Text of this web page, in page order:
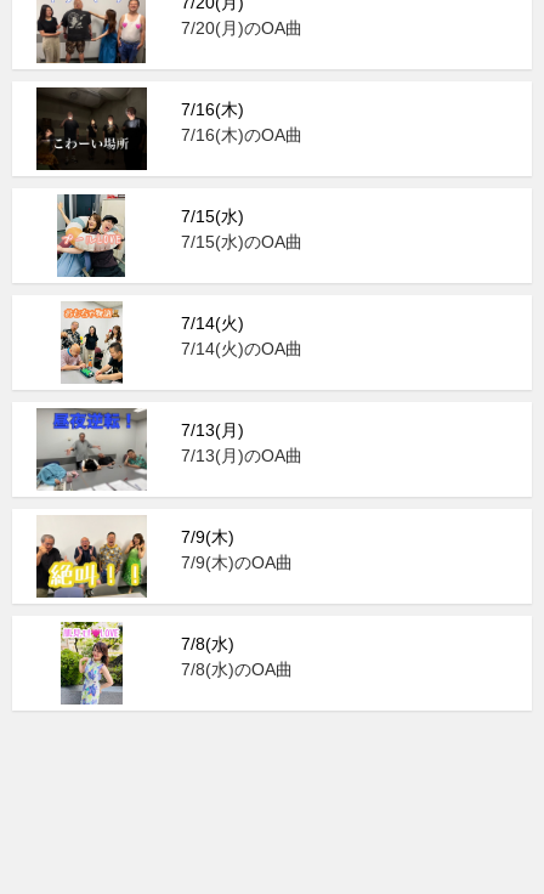
7/20(月)のOA曲
7/16(木)
7/16(木)のOA曲
7/15(水)
7/15(水)のOA曲
7/14(火)
7/14(火)のOA曲
7/13(月)
7/13(月)のOA曲
7/9(木)
7/9(木)のOA曲
7/8(水)
7/8(水)のOA曲